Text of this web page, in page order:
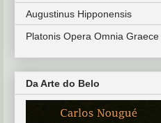
Augustinus Hipponensis
Platonis Opera Omnia Graece
Da Arte do Belo